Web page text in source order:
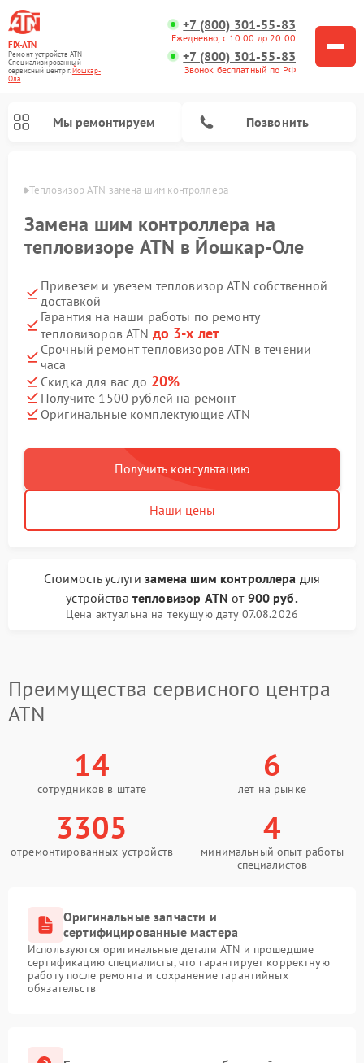
FIX-ATN
Ремонт устройств ATN
Специализированный
cервисный центр г.Йошкар-
Ола
+7 (800) 301-55-83
Ежедневно, с 10:00 до 20:00
+7 (800) 301-55-83
Звонок бесплатный по РФ
Мы ремонтируем Позвонить
Оле Тепловизор ATN замена шим контроллера
Замена шим контроллера на
тепловизоре ATN в Йошкар-Оле
Привезем и увезем тепловизор ATN собственной
доставкой
Гарантия на наши работы по ремонту
тепловизоров ATN до 3-х лет
Срочный ремонт тепловизоров ATN в течении
часа
Скидка для вас до 20%
Получите 1500 рублей на ремонт
Оригинальные комплектующие ATN
Получить консультацию
Наши цены
Стоимость услугизамена шим контроллера для
устройства тепловизор ATN от 900 руб.
Цена актуальна на текущую дату 07.08.2026
Преимущества сервисного центра
ATN
14
сотрудников в штате
6
лет на рынке
3305
отремонтированных устройств
4
минимальный опыт работы
специалистов
Оригинальные запчасти и
сертифицированные мастера
Используются оригинальные детали ATN и прошедшие
сертификацию специалисты, что гарантирует корректную
работу после ремонта и сохранение гарантийных
обязательств